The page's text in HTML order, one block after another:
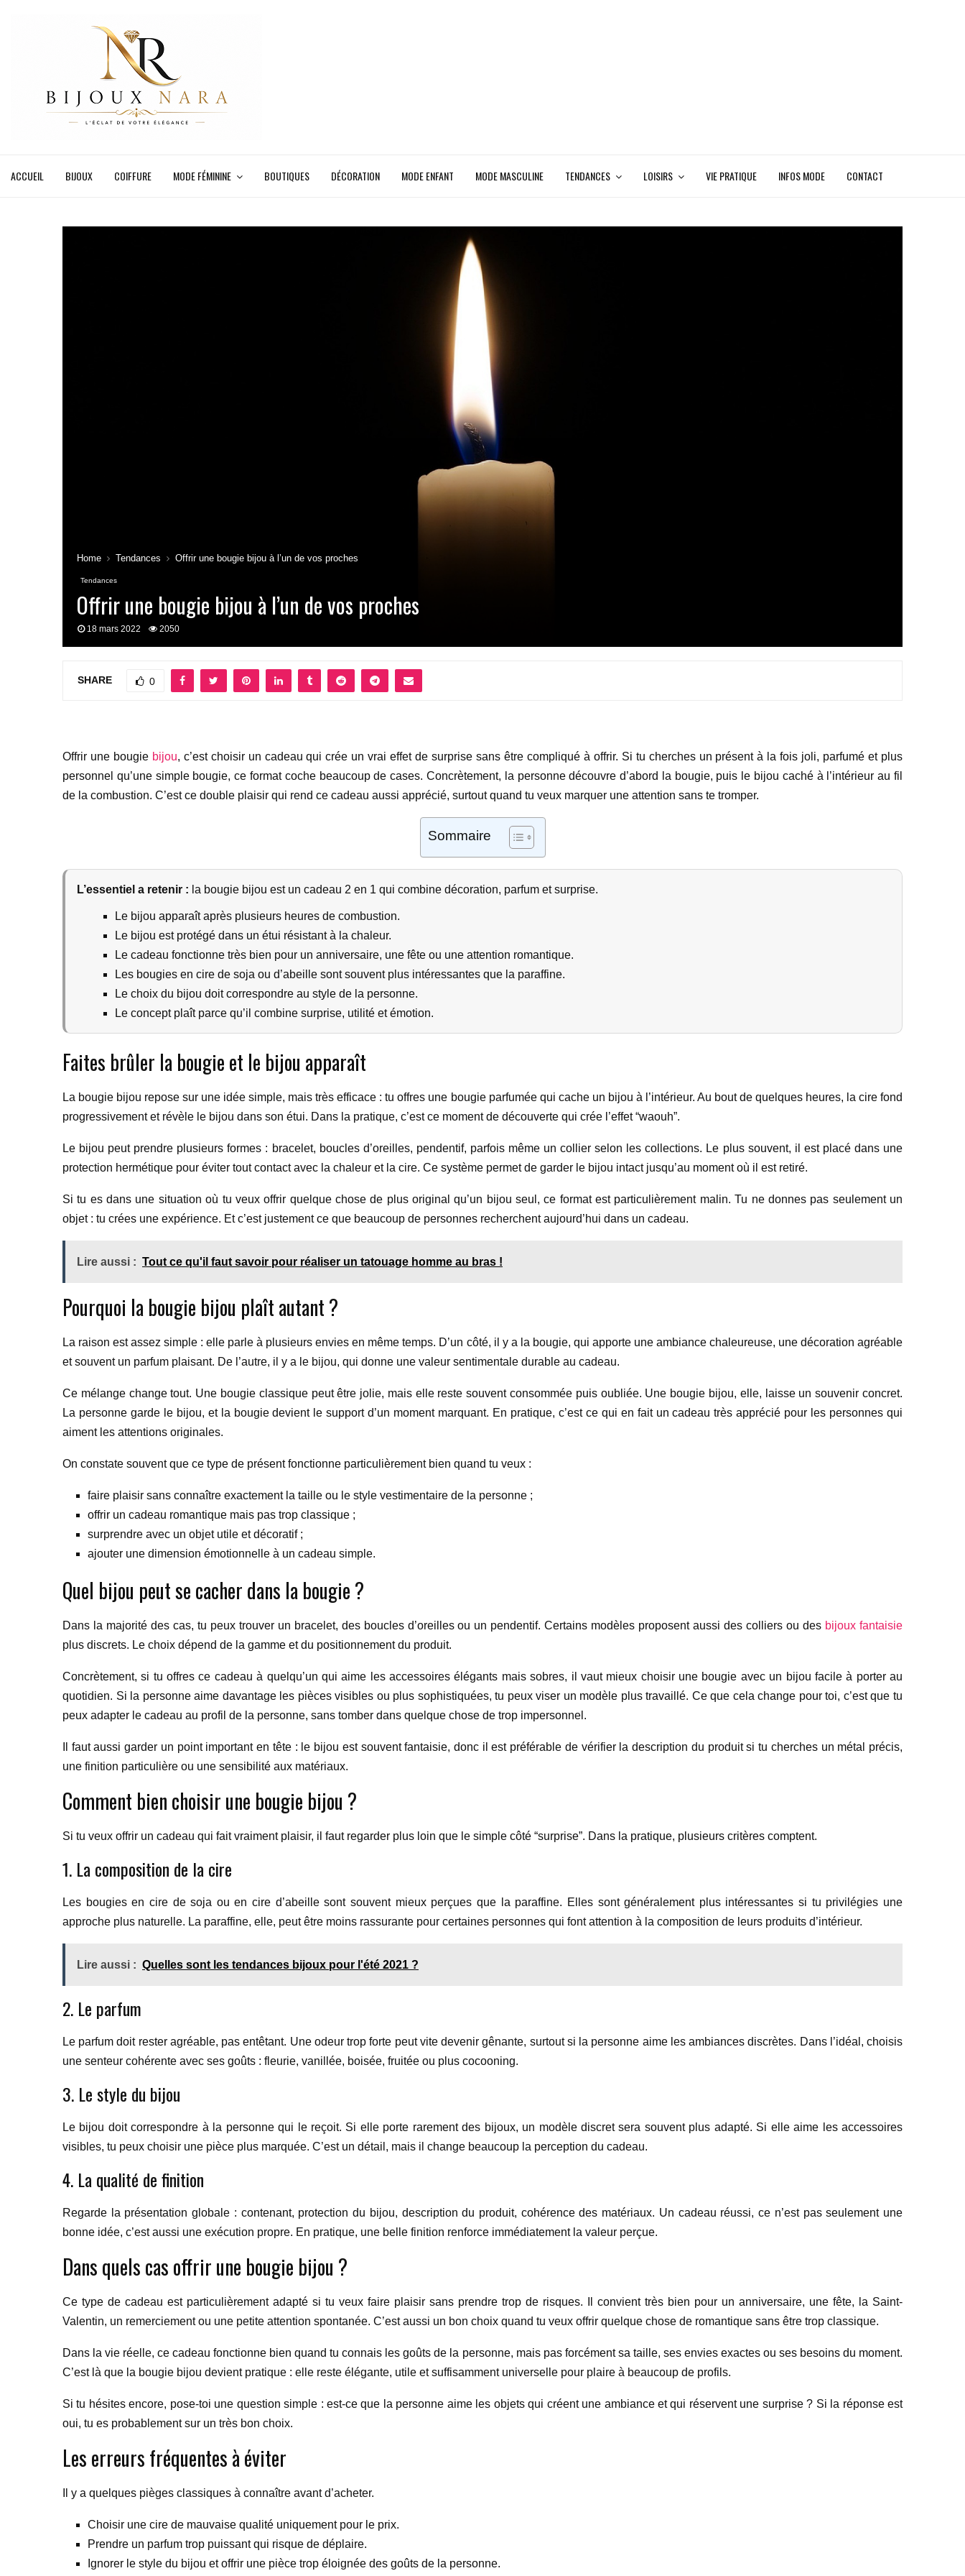
ACCUEIL BIJOUX COIFFURE MODE FÉMININE BOUTIQUES DÉCORATION MODE ENFANT MODE MASCULINE TENDANCES LOISIRS VIE PRATIQUE INFOS MODE CONTACT
Home Tendances Offrir une bougie bijou à l’un de vos proches
Tendances
Offrir une bougie bijou à l’un de vos proches
18 mars 2022 2050
SHARE 0
Offrir une bougie bijou, c’est choisir un cadeau qui crée un vrai effet de surprise sans être compliqué à offrir. Si tu cherches un présent à la fois joli, parfumé et plus
personnel qu’une simple bougie, ce format coche beaucoup de cases. Concrètement, la personne découvre d’abord la bougie, puis le bijou caché à l’intérieur au fil
de la combustion. C’est ce double plaisir qui rend ce cadeau aussi apprécié, surtout quand tu veux marquer une attention sans te tromper.
Sommaire
L’essentiel a retenir : la bougie bijou est un cadeau 2 en 1 qui combine décoration, parfum et surprise.
Le bijou apparaît après plusieurs heures de combustion.
Le bijou est protégé dans un étui résistant à la chaleur.
Le cadeau fonctionne très bien pour un anniversaire, une fête ou une attention romantique.
Les bougies en cire de soja ou d’abeille sont souvent plus intéressantes que la paraffine.
Le choix du bijou doit correspondre au style de la personne.
Le concept plaît parce qu’il combine surprise, utilité et émotion.
Faites brûler la bougie et le bijou apparaît
La bougie bijou repose sur une idée simple, mais très efficace : tu offres une bougie parfumée qui cache un bijou à l’intérieur. Au bout de quelques heures, la cire fond
progressivement et révèle le bijou dans son étui. Dans la pratique, c’est ce moment de découverte qui crée l’effet “waouh”.
Le bijou peut prendre plusieurs formes : bracelet, boucles d’oreilles, pendentif, parfois même un collier selon les collections. Le plus souvent, il est placé dans une
protection hermétique pour éviter tout contact avec la chaleur et la cire. Ce système permet de garder le bijou intact jusqu’au moment où il est retiré.
Si tu es dans une situation où tu veux offrir quelque chose de plus original qu’un bijou seul, ce format est particulièrement malin. Tu ne donnes pas seulement un
objet : tu crées une expérience. Et c’est justement ce que beaucoup de personnes recherchent aujourd’hui dans un cadeau.
Lire aussi : Tout ce qu'il faut savoir pour réaliser un tatouage homme au bras !
Pourquoi la bougie bijou plaît autant ?
La raison est assez simple : elle parle à plusieurs envies en même temps. D’un côté, il y a la bougie, qui apporte une ambiance chaleureuse, une décoration agréable
et souvent un parfum plaisant. De l’autre, il y a le bijou, qui donne une valeur sentimentale durable au cadeau.
Ce mélange change tout. Une bougie classique peut être jolie, mais elle reste souvent consommée puis oubliée. Une bougie bijou, elle, laisse un souvenir concret.
La personne garde le bijou, et la bougie devient le support d’un moment marquant. En pratique, c’est ce qui en fait un cadeau très apprécié pour les personnes qui
aiment les attentions originales.
On constate souvent que ce type de présent fonctionne particulièrement bien quand tu veux :
faire plaisir sans connaître exactement la taille ou le style vestimentaire de la personne ;
offrir un cadeau romantique mais pas trop classique ;
surprendre avec un objet utile et décoratif ;
ajouter une dimension émotionnelle à un cadeau simple.
Quel bijou peut se cacher dans la bougie ?
Dans la majorité des cas, tu peux trouver un bracelet, des boucles d’oreilles ou un pendentif. Certains modèles proposent aussi des colliers ou des bijoux fantaisie
plus discrets. Le choix dépend de la gamme et du positionnement du produit.
Concrètement, si tu offres ce cadeau à quelqu’un qui aime les accessoires élégants mais sobres, il vaut mieux choisir une bougie avec un bijou facile à porter au
quotidien. Si la personne aime davantage les pièces visibles ou plus sophistiquées, tu peux viser un modèle plus travaillé. Ce que cela change pour toi, c’est que tu
peux adapter le cadeau au profil de la personne, sans tomber dans quelque chose de trop impersonnel.
Il faut aussi garder un point important en tête : le bijou est souvent fantaisie, donc il est préférable de vérifier la description du produit si tu cherches un métal précis,
une finition particulière ou une sensibilité aux matériaux.
Comment bien choisir une bougie bijou ?
Si tu veux offrir un cadeau qui fait vraiment plaisir, il faut regarder plus loin que le simple côté “surprise”. Dans la pratique, plusieurs critères comptent.
1. La composition de la cire
Les bougies en cire de soja ou en cire d’abeille sont souvent mieux perçues que la paraffine. Elles sont généralement plus intéressantes si tu privilégies une
approche plus naturelle. La paraffine, elle, peut être moins rassurante pour certaines personnes qui font attention à la composition de leurs produits d’intérieur.
Lire aussi : Quelles sont les tendances bijoux pour l'été 2021 ?
2. Le parfum
Le parfum doit rester agréable, pas entêtant. Une odeur trop forte peut vite devenir gênante, surtout si la personne aime les ambiances discrètes. Dans l’idéal, choisis
une senteur cohérente avec ses goûts : fleurie, vanillée, boisée, fruitée ou plus cocooning.
3. Le style du bijou
Le bijou doit correspondre à la personne qui le reçoit. Si elle porte rarement des bijoux, un modèle discret sera souvent plus adapté. Si elle aime les accessoires
visibles, tu peux choisir une pièce plus marquée. C’est un détail, mais il change beaucoup la perception du cadeau.
4. La qualité de finition
Regarde la présentation globale : contenant, protection du bijou, description du produit, cohérence des matériaux. Un cadeau réussi, ce n’est pas seulement une
bonne idée, c’est aussi une exécution propre. En pratique, une belle finition renforce immédiatement la valeur perçue.
Dans quels cas offrir une bougie bijou ?
Ce type de cadeau est particulièrement adapté si tu veux faire plaisir sans prendre trop de risques. Il convient très bien pour un anniversaire, une fête, la Saint-
Valentin, un remerciement ou une petite attention spontanée. C’est aussi un bon choix quand tu veux offrir quelque chose de romantique sans être trop classique.
Dans la vie réelle, ce cadeau fonctionne bien quand tu connais les goûts de la personne, mais pas forcément sa taille, ses envies exactes ou ses besoins du moment.
C’est là que la bougie bijou devient pratique : elle reste élégante, utile et suffisamment universelle pour plaire à beaucoup de profils.
Si tu hésites encore, pose-toi une question simple : est-ce que la personne aime les objets qui créent une ambiance et qui réservent une surprise ? Si la réponse est
oui, tu es probablement sur un très bon choix.
Les erreurs fréquentes à éviter
Il y a quelques pièges classiques à connaître avant d’acheter.
Choisir une cire de mauvaise qualité uniquement pour le prix.
Prendre un parfum trop puissant qui risque de déplaire.
Ignorer le style du bijou et offrir une pièce trop éloignée des goûts de la personne.